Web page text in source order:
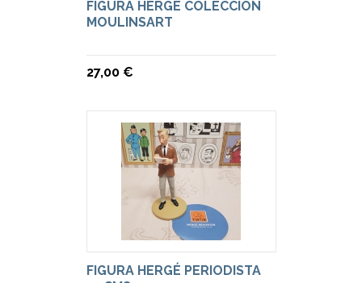
FIGURA HERGÉ COLECCIÓN
MOULINSART
27,00 €
FIGURA HERGÉ PERIODISTA